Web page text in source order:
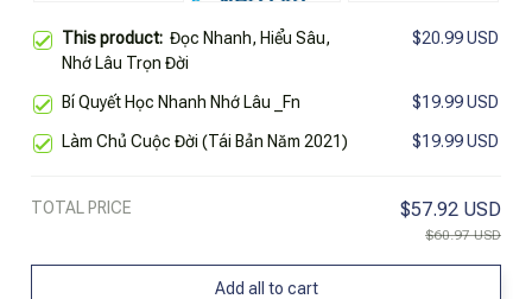
This product: Đọc Nhanh, Hiểu Sâu,
Nhớ Lâu Trọn Đời
$20.99 USD
Bí Quyết Học Nhanh Nhớ Lâu _Fn $19.99 USD
Làm Chủ Cuộc Đời (Tái Bản Năm 2021) $19.99 USD
TOTAL PRICE $57.92 USD
$60.97 USD
Add all to cart